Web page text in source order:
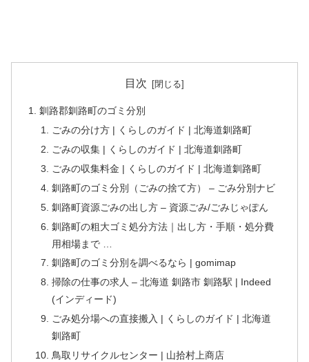
目次
釧路郡釧路町のゴミ分別
ごみの分け方 | くらしのガイド | 北海道釧路町
ごみの収集 | くらしのガイド | 北海道釧路町
ごみの収集料金 | くらしのガイド | 北海道釧路町
釧路町のゴミ分別（ごみの捨て方） – ごみ分別ナビ
釧路町資源ごみの出し方 – 資源ごみ/ごみじゃぽん
釧路町の粗大ゴミ処分方法｜出し方・手順・処分費
用相場まで …
釧路町のゴミ分別を調べるなら | gomimap
掃除の仕事の求人 – 北海道 釧路市 釧路駅 | Indeed
(インディード)
ごみ処分場への直接搬入 | くらしのガイド | 北海道
釧路町
鳥取リサイクルセンター | 山拾村上商店